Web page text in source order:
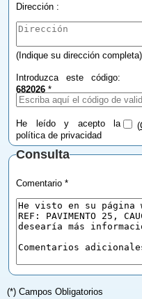
Dirección :
(Indique su dirección completa)
Introduzca este código:
682026 *
He leído y acepto la
política de privacidad
(
Consulta
Comentario *
(*) Campos Obligatorios